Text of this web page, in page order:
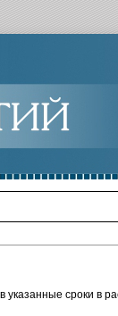
сроки в